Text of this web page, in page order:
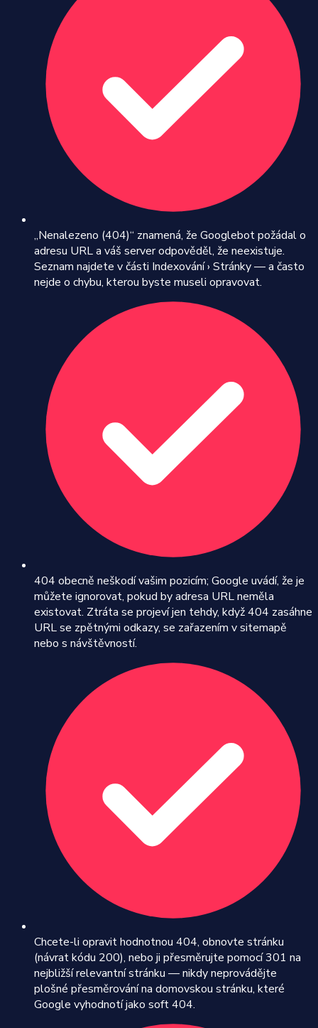
„Nenalezeno (404)“ znamená, že Googlebot požádal o
adresu URL a váš server odpověděl, že neexistuje.
Seznam najdete v části Indexování › Stránky — a často
nejde o chybu, kterou byste museli opravovat.
404 obecně neškodí vašim pozicím; Google uvádí, že je
můžete ignorovat, pokud by adresa URL neměla
existovat. Ztráta se projeví jen tehdy, když 404 zasáhne
URL se zpětnými odkazy, se zařazením v sitemapě
nebo s návštěvností.
Chcete-li opravit hodnotnou 404, obnovte stránku
(návrat kódu 200), nebo ji přesměrujte pomocí 301 na
nejbližší relevantní stránku — nikdy neprovádějte
plošné přesměrování na domovskou stránku, které
Google vyhodnotí jako soft 404.